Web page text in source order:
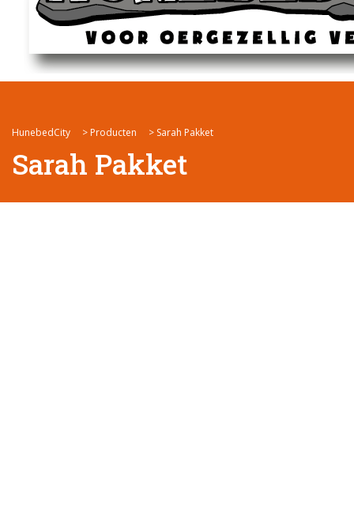
HunebedCity > Producten > Sarah Pakket
Sarah Pakket